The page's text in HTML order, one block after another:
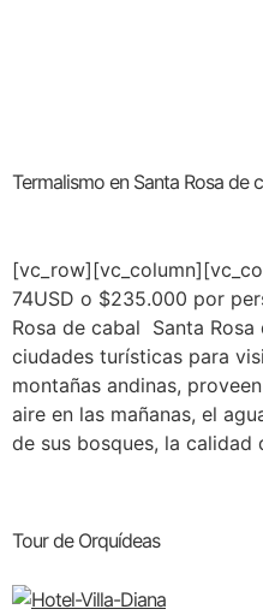
Termalismo en Santa Rosa de
74USD o $235.000 por
Rosa de cabal Santa Rosa
ciudades turísticas para
montañas andinas,
aire en las mañanas, el
de sus bosques, la
Tour de Orquídeas